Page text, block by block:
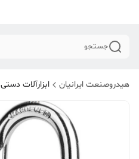
جستجو
هیدروصنعت ایرانیان ابزارآلات دستی